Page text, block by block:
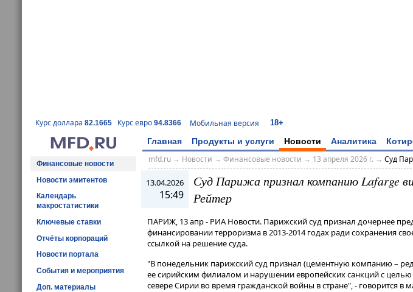
Курс доллара 82.1665 Курс евро 94.8366 Мобильная версия 18+
Главная Продукты и услуги Новости Аналитика
Финансовые новости
Новости эмитентов
Календарь
макростатистики
Ключевые ставки
Отчёты корпораций
Новости портала
События и мероприятия
Доп. материалы
mfd.ru→ Новости → Финансовые новости → 13 апреля 2026 г. → Суд
13.04.2026
15:49
Суд Парижа признал компанию Lafarge
Рейтер
ПАРИЖ, 13 апр - РИА Новости. Парижский суд признал дочернее
финансировании терроризма в 2013-2014 годах ради сохранения
ссылкой на решение суда.
"В понедельник парижский суд признал (цементную компанию –
ее сирийским филиалом и нарушении европейских санкций с
севере Сирии во время гражданской войны в стране", - говорится в